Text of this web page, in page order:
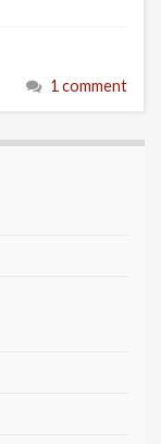
1 comment